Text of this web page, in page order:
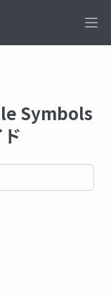
Symbols